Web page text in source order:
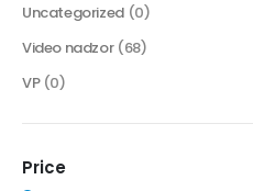
Uncategorized (0)
Video nadzor (68)
VP (0)
Price